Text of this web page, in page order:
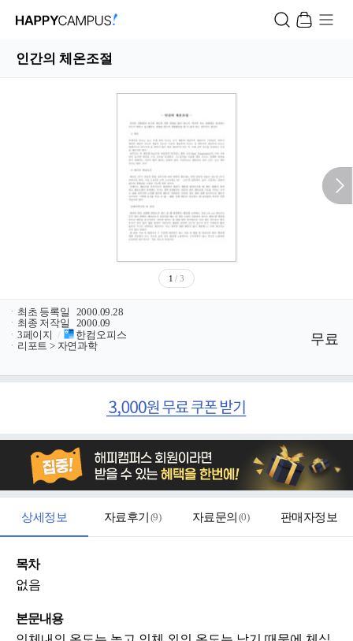
인간의 체온조절
1 / 3
ㆍ 최초 등록일
2000.09.28
ㆍ 최종 저작일
2000.09
ㆍ 3페이지 /
한컴오피스
ㆍ 리포트 > 자연과학 무료
상세정보 자료후기 (9) 자료문의 (0) 판매자정보
목차
없음
본문내용